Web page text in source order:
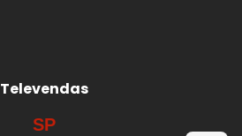
Televendas
SP